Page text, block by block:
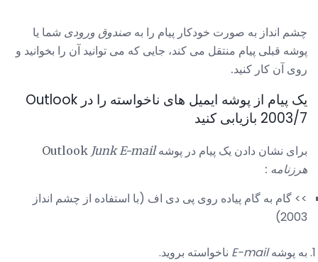
چشم انداز به صورت خودکار پیام را به صندوق ورودی شما یا
پوشه قبلی پیام منتقل می کند، جایی که می توانید آن را بخوانید و
روی آن کار کنید.
یک پیام از پوشه ایمیل های ناخواسته را در Outlook
2003/7 بازیابی کنید
برای نشان دادن یک پیام در پوشه OutlookJunk E-mail
هرزنامه :
>> گام به گام پیاده روی پی دی اف (با استفاده از چشم انداز
2003)
به پوشهE-mail ناخواسته بروید.